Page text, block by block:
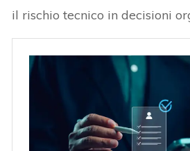
il rischio tecnico in decisioni